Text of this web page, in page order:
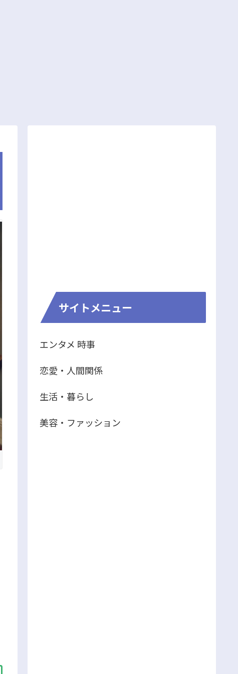
サイトメニュー
エンタメ 時事
恋愛・人間関係
生活・暮らし
美容・ファッション